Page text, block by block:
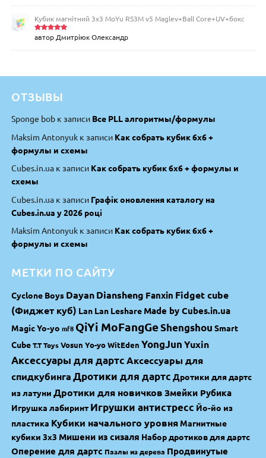
Кубик магнітний 3х3 MoYu RS3M v5 Maglev+Ball Core+UV+бокс
Оцінено
автор Дмитріюк Олександр
ОТЗЫВЫ
Sponge bob к записи Все PLL алгоритмы/формулы
Maksim Antonyuk к записи Как собрать кубик 6х6 +
формулы и схемы
Cubes.in.ua к записи Как собрать кубик 6х6 + формулы и
схемы
Cubes.in.ua к записи Графік оновлення каталогу на
Cubes.in.ua у 2026 році
Maksim Antonyuk к записи Как собрать кубик 6х6 +
формулы и схемы
МЕТКИ ПО САЙТУ
Cyclone Boys DayanDiansheng Fanxin Fidget cube
(Фиджет куб) Lan Lan Leshare Made by Cubes.in.ua
Magic Yo-yo mf8 QiYi MoFangGeShengshou Smart
Cube T.T Toys Vosun Yo-yoWitEden YongJun Yuxin
Аксессуары для дартс Аксессуары для
спидкубинга Дротики для дартс Дротики для дартс
из латуни Дротики для новичков Змейки Рубика
Игрушка лабиринт Игрушки антистресс Йо-йо из
пластика Кубики начального уровня Магнитные
кубики 3х3 Мишени из сизаля Набор дротиков для дартс
Оперение для дартс Пазлы из дерева Продвинутые